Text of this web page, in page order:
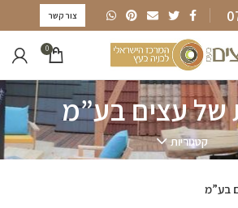
צור קשר
0
של עצים בע”מ
קטגוריות
בע”מ